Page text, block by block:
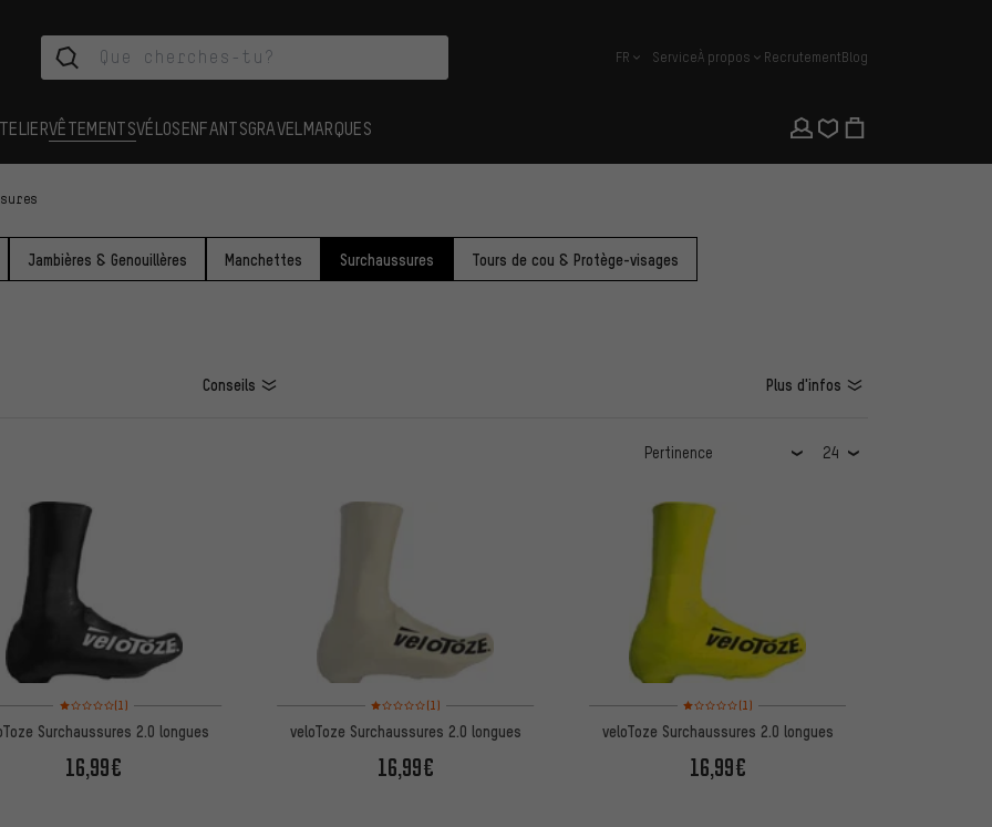
français
FR ServiceÀ propos RecrutementBlog
VÊTEMENTSVÉLOSENFANTSGRAVEL MARQUES
Jambières & Genouillères Manchettes Surchaussures Tours de cou & Protège-visages
Conseils Plus d'infos
Note moyenne : 1 sur 5 d'après 1 avis
(1)
Surchaussures 2.0 longues
16,99€
Note moyenne : 1 sur 5 d'après 1 avis
(1)
veloToze Surchaussures 2.0 longues
16,99€
Note moyenne : 1 sur 5 d'après 1 avis
(1)
veloToze Surchaussures 2.0 longues
16,99€